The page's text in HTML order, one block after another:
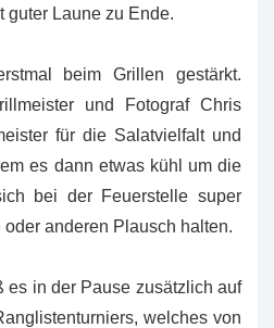
guter Laune zu Ende.
beim Grillen gestärkt.
und Fotograf Chris
für die Salatvielfalt und
es dann etwas kühl um die
bei der Feuerstelle super
anderen Plausch halten.
es in der Pause zusätzlich auf
welches von